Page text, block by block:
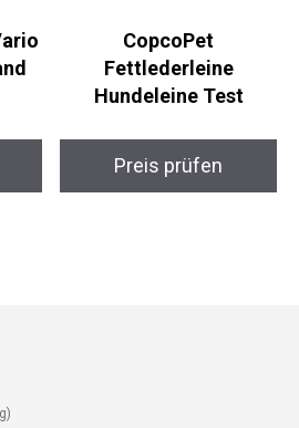
CopcoPet
Fettlederleine
Hundeleine Test
Preis prüfen